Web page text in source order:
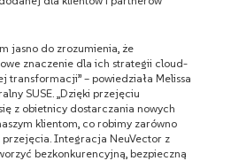
jasno do zrozumienia, że
znaczenie dla ich strategii cloud-
transformacji” – powiedziała Melissa
SUSE. „Dzięki przejęciu
z obietnicy dostarczania nowych
klientom, co robimy zarówno
Integracja NeuVector z
bezkonkurencyjną, bezpieczną